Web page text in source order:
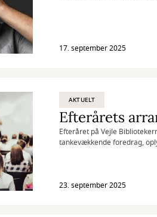
17. september 2025
AKTUELT
Efterårets
Efteråret på Vejle
tankevækkende foredrag,
23. september 2025